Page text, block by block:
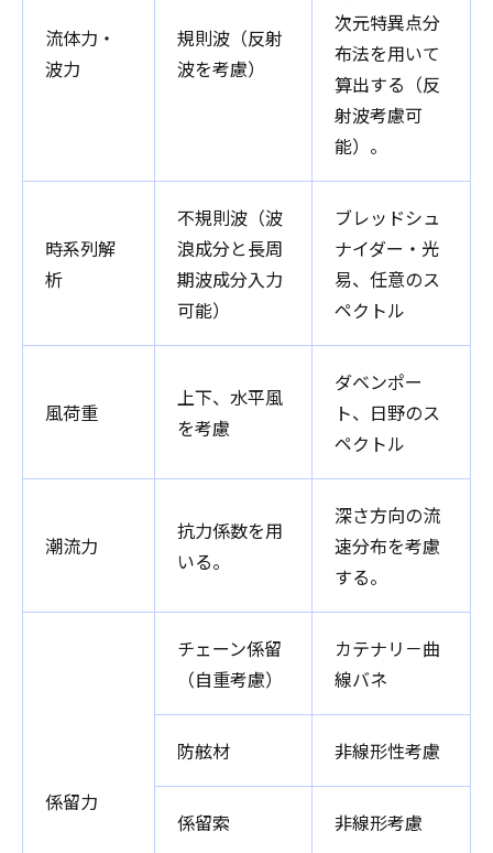
流体力・
波力
規則波（反射
波を考慮）
次元特異点分
布法を用いて
算出する（反
射波考慮可
能）。
時系列解
析
不規則波（波
浪成分と長周
期波成分入力
可能）
ブレッドシュ
ナイダー・光
易、任意のス
ペクトル
風荷重
上下、水平風
を考慮
ダベンポー
ト、日野のス
ペクトル
潮流力
抗力係数を用
いる。
深さ方向の流
速分布を考慮
する。
係留力
チェーン係留
（自重考慮）
カテナリ－曲
線バネ
防舷材 非線形性考慮
係留索 非線形考慮